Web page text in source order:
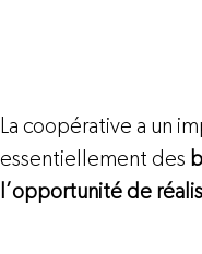
La coopérative a un
essentiellement des
l’opportunité de